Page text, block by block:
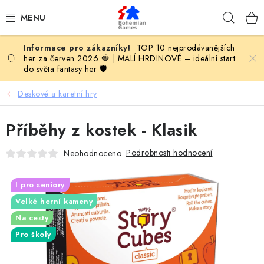
na
KOMPLETNÍ NABÍDKA HER
PODLE VĚKU
VYDAVATELSTVÍ DESKOVÝCH HER
OLOHRANÍ
B2B SEKCE
TOP 10 nejprodávanějších
her za červen 2026 🍓
MALÍ HRDINOVÉ – ideální start
do světa fantasy her 🛡️
Deskové a karetní hry
Příběhy z kostek - Klasik
Neohodnoceno Podrobnosti hodnocení
I pro seniory
Velké herní kameny
Na cesty
Pro školy